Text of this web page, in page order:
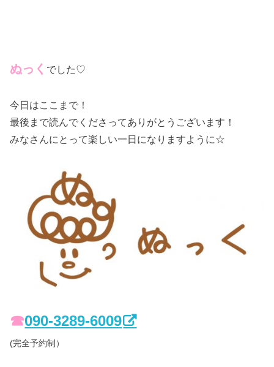
ぬっく でした♡
今日はここまで！
最後まで読んでくださってありがとうございます！
みなさんにとって楽しい一日になりますように☆
☎︎090-3289-6009
(完全予約制）